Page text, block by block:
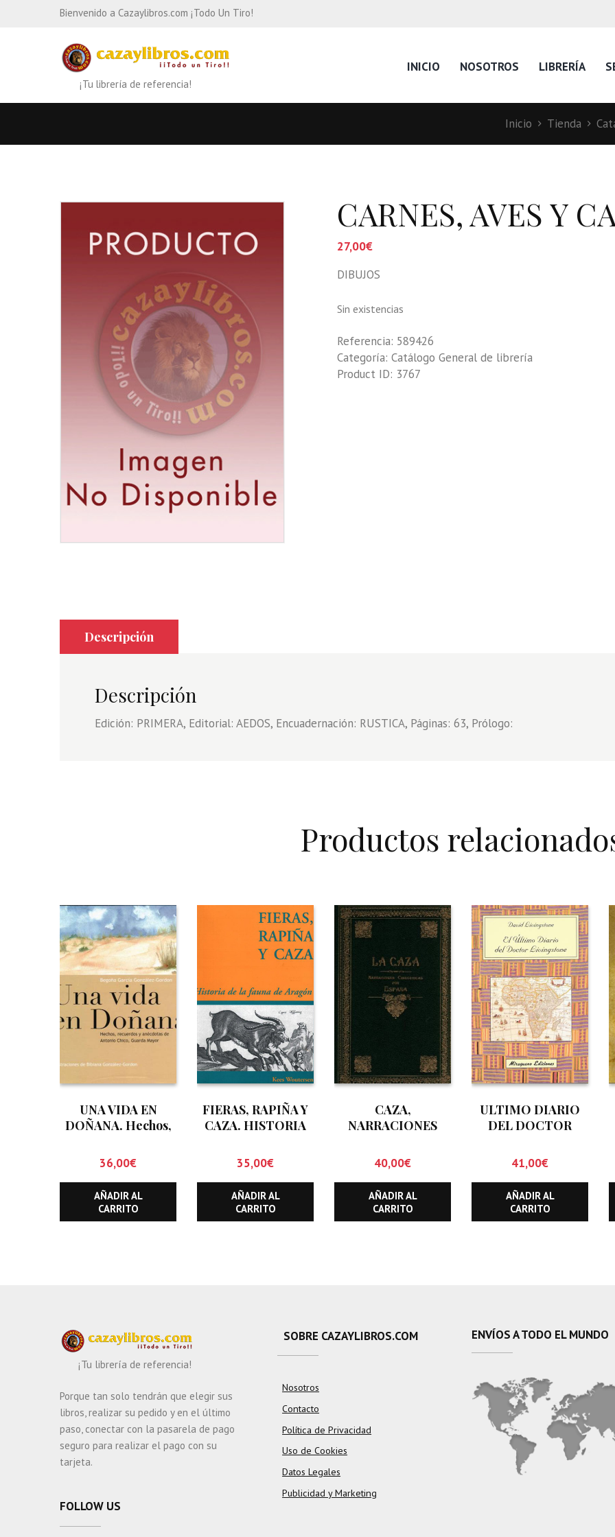
Bienvenido a Cazaylibros.com ¡Todo Un Tiro!
¡Tu librería de referencia!
INICIO NOSOTROS LIBRERÍA
Inicio Tienda
CARNES, AVES Y
27,00€
DIBUJOS
Sin existencias
Referencia: 589426
Categoría: Catálogo General de librería
Product ID: 3767
Descripción
Descripción
Edición: PRIMERA, Editorial: AEDOS, Encuadernación: RUSTICA, Páginas: 63, Prólogo:
Productos
UNA VIDA EN
DOÑANA. Hechos,
anécdotas de
Antonio Chico.
Guarda Mayor
36,00€
AÑADIR AL
CARRITO
FIERAS, RAPIÑA Y
CAZA. HISTORIA
ARAGON
35,00€
AÑADIR AL
CARRITO
CAZA,
NARRACIONES
ESPAÑA, LA
40,00€
AÑADIR AL
CARRITO
ULTIMO DIARIO
DEL DOCTOR
41,00€
AÑADIR AL
CARRITO
¡Tu librería de referencia!
Porque tan solo tendrán que elegir sus
libros, realizar su pedido y en el último
paso, conectar con la pasarela de pago
seguro para realizar el pago con su
tarjeta.
FOLLOW US
SOBRE CAZAYLIBROS.COM
Nosotros
Contacto
Política de Privacidad
Uso de Cookies
Datos Legales
Publicidad y Marketing
ENVÍOS A TODO EL MUNDO